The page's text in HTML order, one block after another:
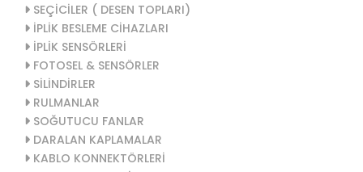
SEÇİCİLER ( DESEN TOPLARI)
İPLİK BESLEME CİHAZLARI
İPLİK SENSÖRLERİ
FOTOSEL & SENSÖRLER
SİLİNDİRLER
RULMANLAR
SOĞUTUCU FANLAR
DARALAN KAPLAMALAR
KABLO KONNEKTÖRLERİ